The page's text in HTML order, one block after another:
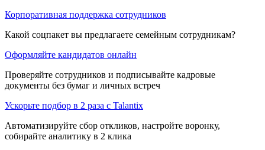
Корпоративная поддержка сотрудников
Какой соцпакет вы предлагаете семейным сотрудникам?
Оформляйте кандидатов онлайн
Проверяйте сотрудников и подписывайте кадровые
документы без бумаг и личных встреч
Ускорьте подбор в 2 раза с Talantix
Автоматизируйте сбор откликов, настройте воронку,
собирайте аналитику в 2 клика